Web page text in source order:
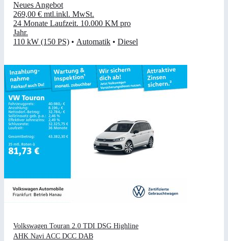
Neues Angebot
269,00 € mtl.inkl. MwSt.
24 Monate Laufzeit. 10.000 KM pro
Jahr.
110 kW (150 PS) • Automatik • Diesel
Volkswagen Touran 2.0 TDI DSG Highline
AHK Navi ACC DCC DAB